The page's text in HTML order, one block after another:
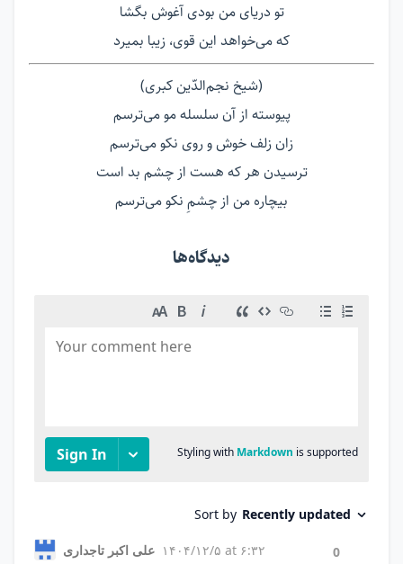
تو دریای من بودی آغوش بگشا
که می‌خواهد این قوی، زیبا بمیرد
(شیخ نجم‌الدّین کبری)
پیوسته از آن سلسله مو می‌ترسم
زان زلف خوش و روی نکو می‌ترسم
ترسیدن هر که هست از چشم بد است
بیچاره من از چشمِ نکو می‌ترسم
دیدگاه‌ها